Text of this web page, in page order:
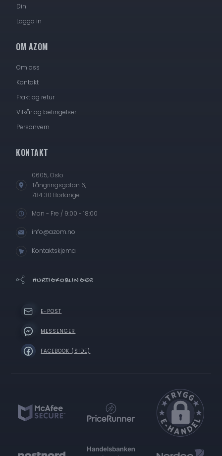
Din
Logga in
OM AZOM
Om oss
Kontakt
Frakt og retur
Vilkår og betingelser
Personvern
KONTAKT
0605, Oslo
Tångringsgatan 6,
784 30 Borlänge
Man - Fre / 9:00 - 18:00
info@azom.no
Kontaktskjema
HURTIGKOBLINGER
E-POST
MESSENGER
FACEBOOK (SIDE)